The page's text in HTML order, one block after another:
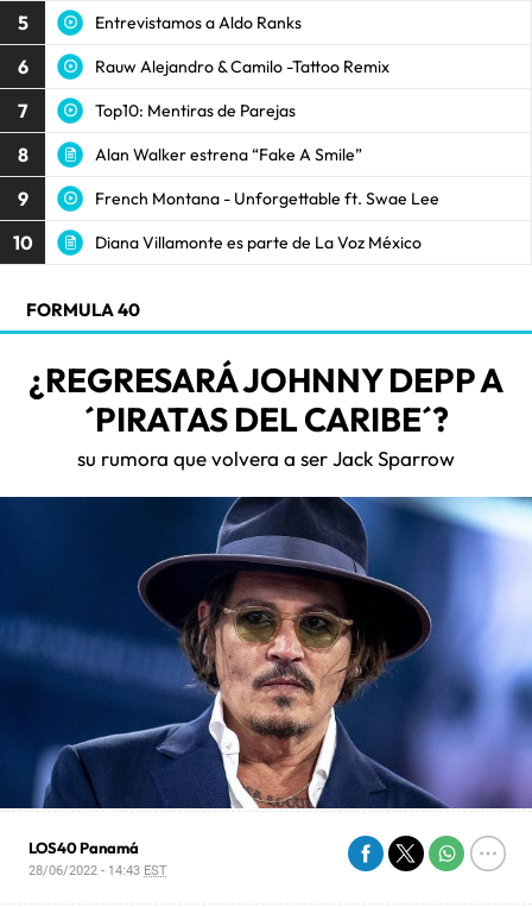
5 Entrevistamos a Aldo Ranks
6 Rauw Alejandro & Camilo -Tattoo Remix
7 Top10: Mentiras de Parejas
8 Alan Walker estrena “Fake A Smile”
9 French Montana - Unforgettable ft. Swae Lee
10 Diana Villamonte es parte de La Voz México
FORMULA 40
¿REGRESARÁ JOHNNY DEPP A
´PIRATAS DEL CARIBE´?
su rumora que volvera a ser Jack Sparrow
LOS40 Panamá
28/06/2022 - 14:43 EST